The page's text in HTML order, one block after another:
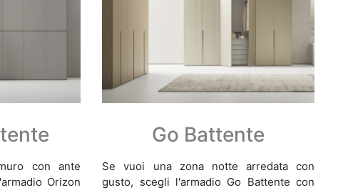
con ante
Orizon
Go Battente
Se vuoi una zona notte arredata con
gusto, scegli l'armadio Go Battente con